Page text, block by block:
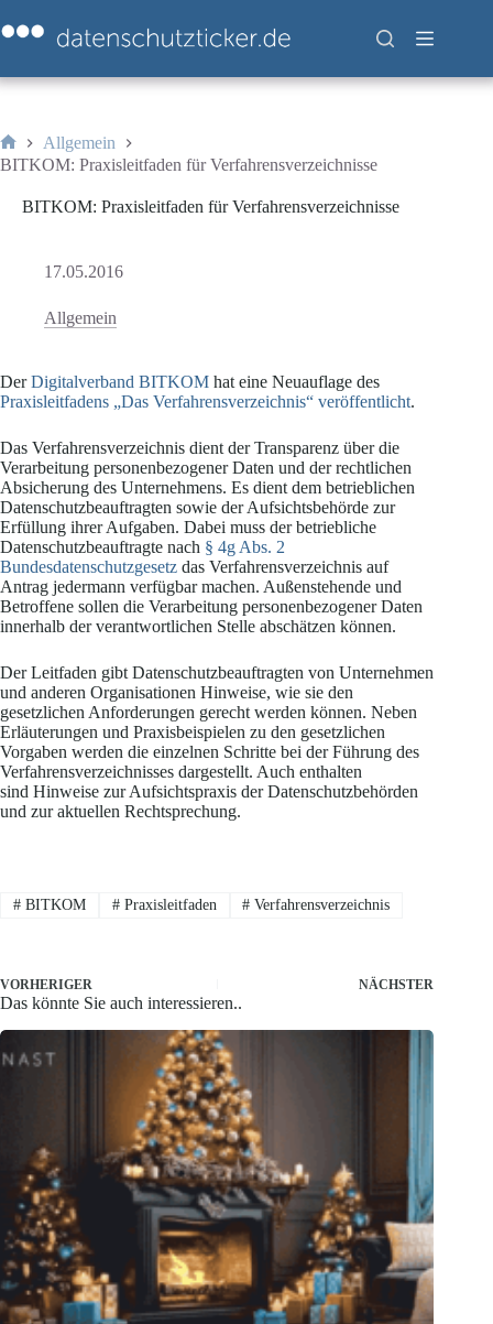
Inhalt
springen
Start
Allgemein
BITKOM: Praxisleitfaden für Verfahrensverzeichnisse
BITKOM: Praxisleitfaden für Verfahrensverzeichnisse
17.05.2016
Allgemein
DerDigitalverband BITKOM hat eine Neuauflage des
Praxisleitfadens „Das Verfahrensverzeichnis“ veröffentlicht.
Das Verfahrensverzeichnis dient der Transparenz über die
Verarbeitung personenbezogener Daten und der rechtlichen
Absicherung des Unternehmens. Es dient dem betrieblichen
Datenschutzbeauftragten sowie der Aufsichtsbehörde zur
Erfüllung ihrer Aufgaben. Dabei muss der betriebliche
Datenschutzbeauftragte nach § 4g Abs. 2
Bundesdatenschutzgesetz das Verfahrensverzeichnis auf
Antrag jedermann verfügbar machen. Außenstehende und
Betroffene sollen die Verarbeitung personenbezogener Daten
innerhalb der verantwortlichen Stelle abschätzen können.
Der Leitfaden gibt Datenschutzbeauftragten von Unternehmen
und anderen Organisationen Hinweise, wie sie den
gesetzlichen Anforderungen gerecht werden können. Neben
Erläuterungen und Praxisbeispielen zu den gesetzlichen
Vorgaben werden die einzelnen Schritte bei der Führung des
Verfahrensverzeichnisses dargestellt. Auch enthalten
sind Hinweise zur Aufsichtspraxis der Datenschutzbehörden
und zur aktuellen Rechtsprechung.
#BITKOM #Praxisleitfaden # Verfahrensverzeichnis
VORHERIGER NÄCHSTER
Das könnte Sie auch interessieren..